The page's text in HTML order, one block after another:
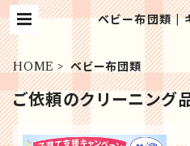
ベビー布団類 |
HOME ベビー布団類
ご依頼のクリーニング